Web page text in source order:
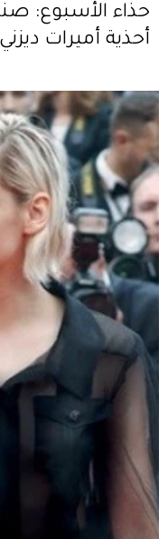
أحذية أميرات ديزني